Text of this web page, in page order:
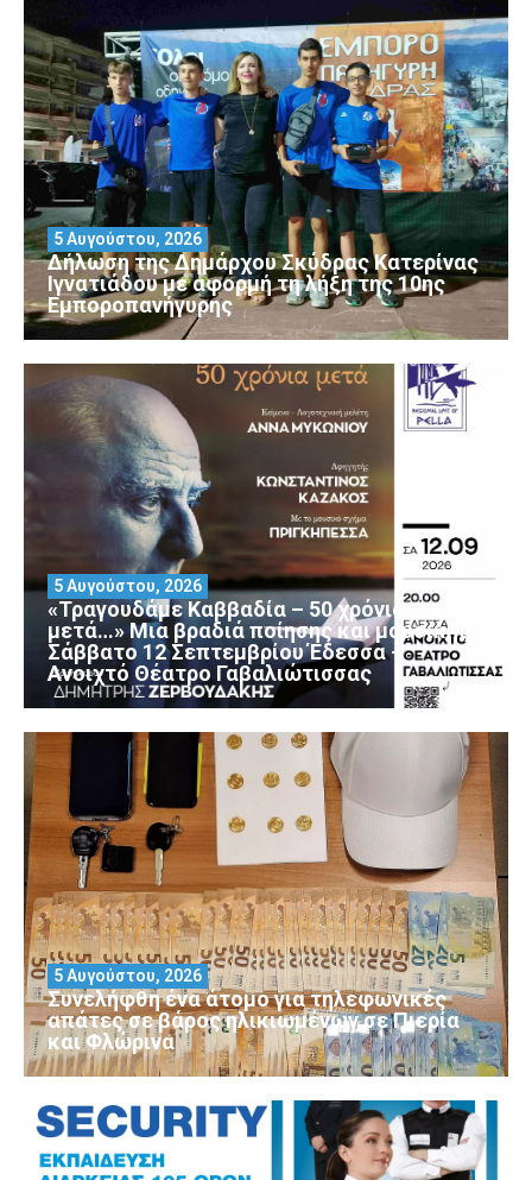
Δήλωση της Δημάρχου Σκύδρας Κατερίνας
Ιγνατιάδου με αφορμή τη λήξη της 10ης
Εμποροπανήγυρης
5 Αυγούστου, 2026
«Τραγουδάμε Καββαδία – 50 χρόνια
μετά…» Μια βραδιά ποίησης και μουσικής
Σάββατο 12 Σεπτεμβρίου Έδεσσα –
Ανοιχτό Θέατρο Γαβαλιώτισσας
5 Αυγούστου, 2026
Συνελήφθη ένα άτομο για τηλεφωνικές
απάτες σε βάρος ηλικιωμένων σε Πιερία
και Φλώρινα
5 Αυγούστου, 2026